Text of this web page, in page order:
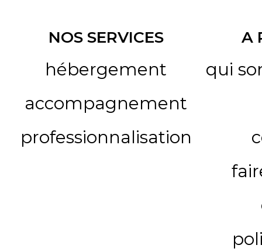
NOS SERVICES
hébergement
accompagnement
professionnalisation
A
qui